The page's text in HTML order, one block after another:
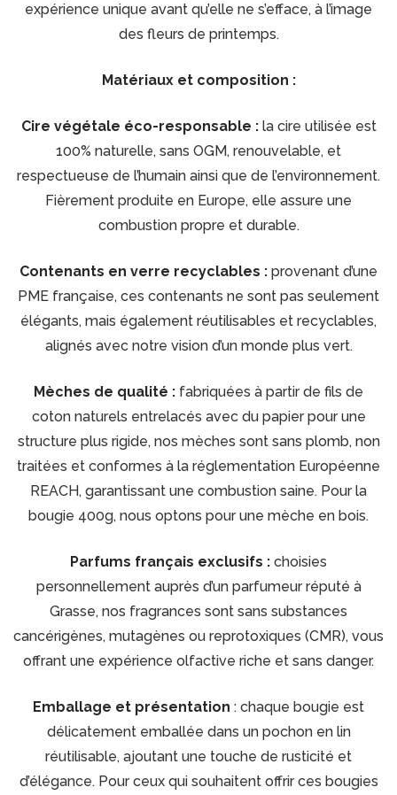
expérience unique avant qu’elle ne s’efface, à l’image
des fleurs de printemps.
Matériaux et composition :
Cire végétale éco-responsable :la cire utilisée est
100% naturelle, sans OGM, renouvelable, et
respectueuse de l’humain ainsi que de l’environnement.
Fièrement produite en Europe, elle assure une
combustion propre et durable.
Contenants en verre recyclables : provenant d’une
PME française, ces contenants ne sont pas seulement
élégants, mais également réutilisables et recyclables,
alignés avec notre vision d’un monde plus vert.
Mèches de qualité : fabriquées à partir de fils de
coton naturels entrelacés avec du papier pour une
structure plus rigide, nos mèches sont sans plomb, non
traitées et conformes à la réglementation Européenne
REACH, garantissant une combustion saine. Pour la
bougie 400g, nous optons pour une mèche en bois.
Parfums français exclusifs : choisies
personnellement auprès d’un parfumeur réputé à
Grasse, nos fragrances sont sans substances
cancérigènes, mutagènes ou reprotoxiques (CMR), vous
offrant une expérience olfactive riche et sans danger.
Emballage et présentation : chaque bougie est
délicatement emballée dans un pochon en lin
réutilisable, ajoutant une touche de rusticité et
d’élégance. Pour ceux qui souhaitent offrir ces bougies